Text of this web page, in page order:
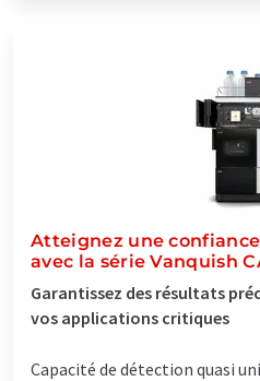
Atteignez une
avec la série Vanquish
Garantissez des résultats
vos applications critiques
Capacité de détection quasi